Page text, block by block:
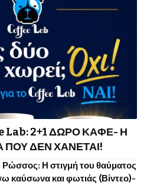
Lab: 2+1 ΔΩΡΟ ΚΑΦΕ- Η
ΔΕΝ ΧΑΝΕΤΑΙ!
Ρώσσος: Η στιγμή του θαύματος
καύσωνα και φωτιάς (Βίντεο)-